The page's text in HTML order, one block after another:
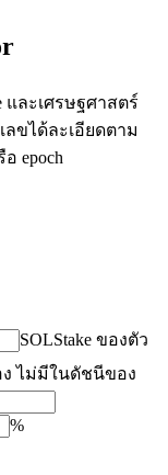
และเศรษฐศาสตร์
ขได้ละเอียดตาม
epoch
SOLStake ของตัว
ง ไม่มีในดัชนีของ
%